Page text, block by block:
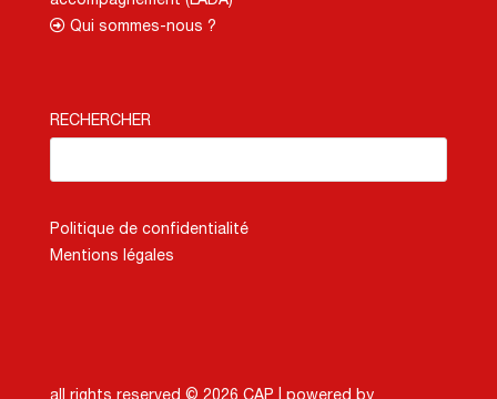
Qui sommes-nous ?
RECHERCHER
Politique de confidentialité
Mentions légales
all rights reserved © 2026 CAP | powered by